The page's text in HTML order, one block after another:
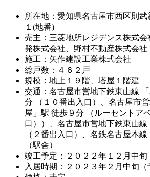
所在地：愛知県名古屋市西区則
１(地番)
売主：三菱地所レジデンス株式会
発株式会社、野村不動産株式会社
施工：矢作建設工業株式会社
総戸数：４６２戸
規模：地上１９階、塔屋１階建
交通：名古屋市営地下鉄東山線
分 （１０番出入口）、名古屋市
屋」駅 徒歩９分 （ルーセントア
口））、名古屋市営地下鉄東山
（２番出入口）、名鉄名古屋本
（駅舎）
竣工予定：２０２２年１２月中旬
入居時期：２０２３年２月中旬（